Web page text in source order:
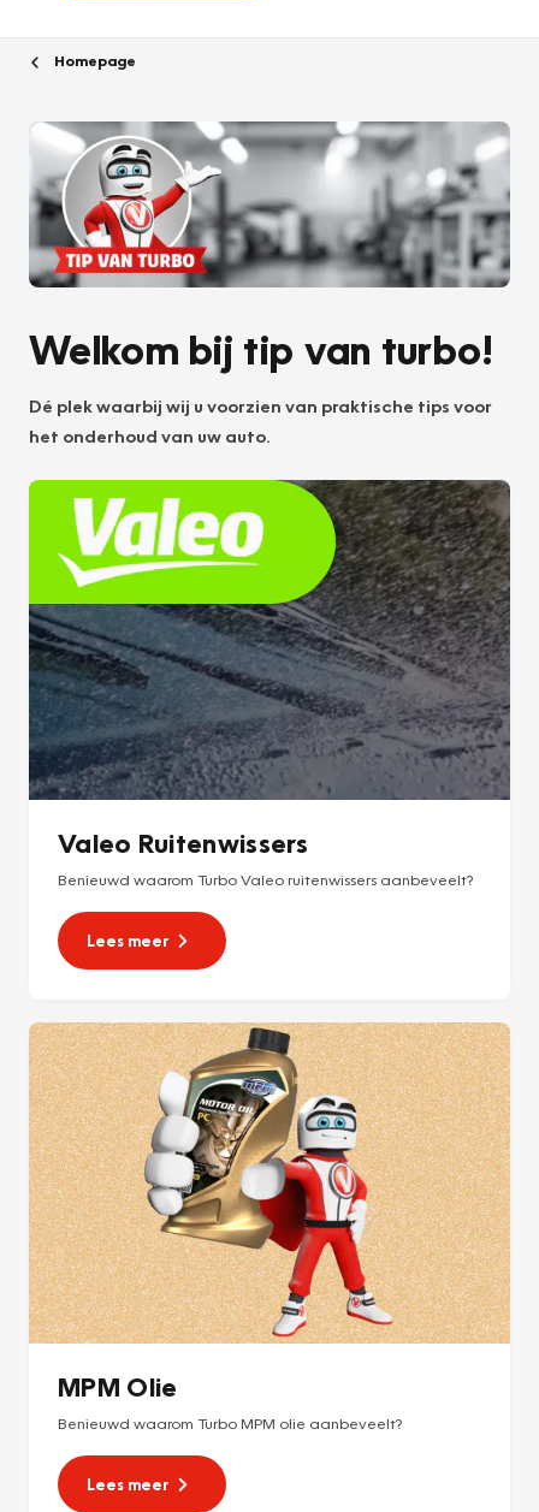
Homepage
Welkom bij tip van turbo!
Dé plek waarbij wij u voorzien van praktische tips voor
het onderhoud van uw auto.
Valeo Ruitenwissers
Benieuwd waarom Turbo Valeo ruitenwissers aanbeveelt?
Lees meer
MPM Olie
Benieuwd waarom Turbo MPM olie aanbeveelt?
Lees meer